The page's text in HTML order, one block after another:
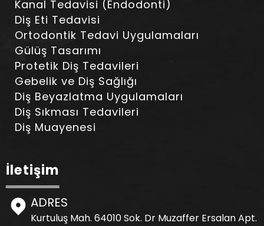
Kanal Tedavisi (Endodonti)
Diş Eti Tedavisi
Ortodontik Tedavi Uygulamaları
Gülüş Tasarımı
Protetik Diş Tedavileri
Gebelik ve Diş Sağlığı
Diş Beyazlatma Uygulamaları
Diş Sıkması Tedavileri
Diş Muayenesi
İletişim
ADRES
Kurtuluş Mah. 64010 Sok. Dr Muzaffer Ersalan Apt.